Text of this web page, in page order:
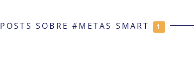
POSTS SOBRE #METAS SMART 1